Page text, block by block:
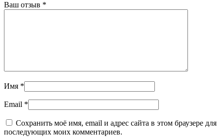
Ваш отзыв *
Имя *
Email *
Сохранить моё имя, email и адрес сайта в этом браузере для
последующих моих комментариев.